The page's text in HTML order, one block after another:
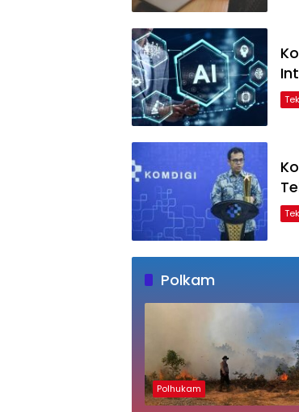
Polkam
Polhukam